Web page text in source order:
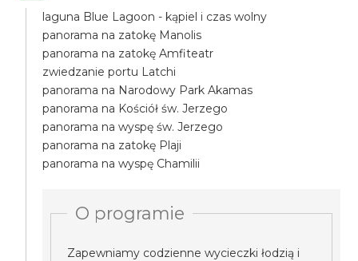
laguna Blue Lagoon - kąpiel i czas wolny
panorama na zatokę Manolis
panorama na zatokę Amfiteatr
zwiedzanie portu Latchi
panorama na Narodowy Park Akamas
panorama na Kościół św. Jerzego
panorama na wyspę św. Jerzego
panorama na zatokę Plaji
panorama na wyspę Chamilii
O programie
Zapewniamy codzienne wycieczki łodzią i